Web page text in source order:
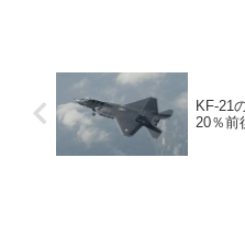
KF-21
20％前